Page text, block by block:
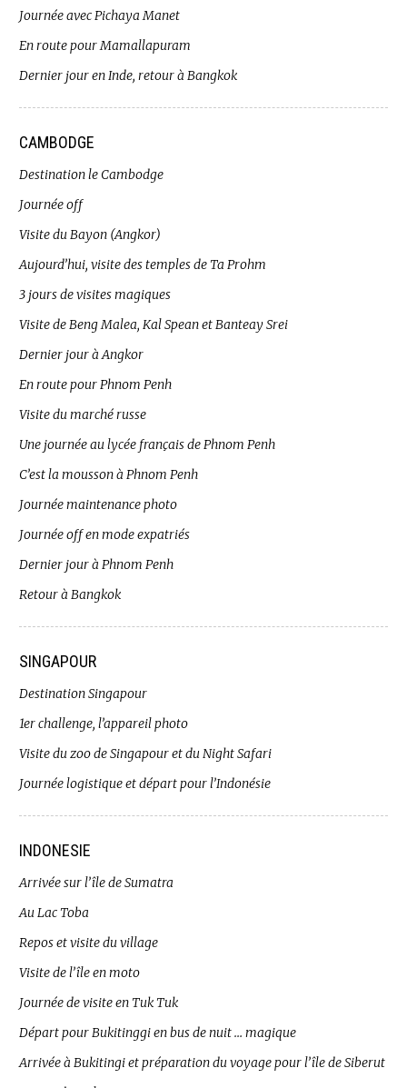
Journée avec Pichaya Manet
En route pour Mamallapuram
Dernier jour en Inde, retour à Bangkok
CAMBODGE
Destination le Cambodge
Journée off
Visite du Bayon (Angkor)
Aujourd’hui, visite des temples de Ta Prohm
3 jours de visites magiques
Visite de Beng Malea, Kal Spean et Banteay Srei
Dernier jour à Angkor
En route pour Phnom Penh
Visite du marché russe
Une journée au lycée français de Phnom Penh
C’est la mousson à Phnom Penh
Journée maintenance photo
Journée off en mode expatriés
Dernier jour à Phnom Penh
Retour à Bangkok
SINGAPOUR
Destination Singapour
1er challenge, l’appareil photo
Visite du zoo de Singapour et du Night Safari
Journée logistique et départ pour l’Indonésie
INDONESIE
Arrivée sur l’île de Sumatra
Au Lac Toba
Repos et visite du village
Visite de l’île en moto
Journée de visite en Tuk Tuk
Départ pour Bukitinggi en bus de nuit … magique
Arrivée à Bukitingi et préparation du voyage pour l’île de Siberut